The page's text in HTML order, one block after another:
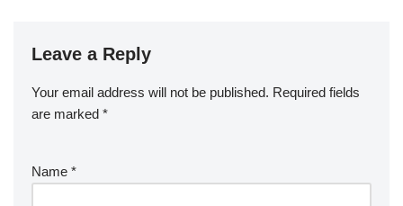
Leave a Reply
Your email address will not be published. Required fields
are marked *
Name *